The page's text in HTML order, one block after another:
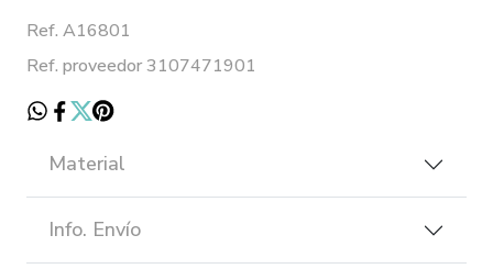
Ref. A16801
Ref. proveedor 3107471901
Material
Info. Envío